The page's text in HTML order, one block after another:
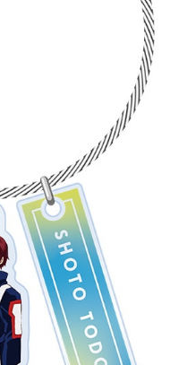
』10周年
ーム
本気だす～』
すが ～雛宮蝶鼠と